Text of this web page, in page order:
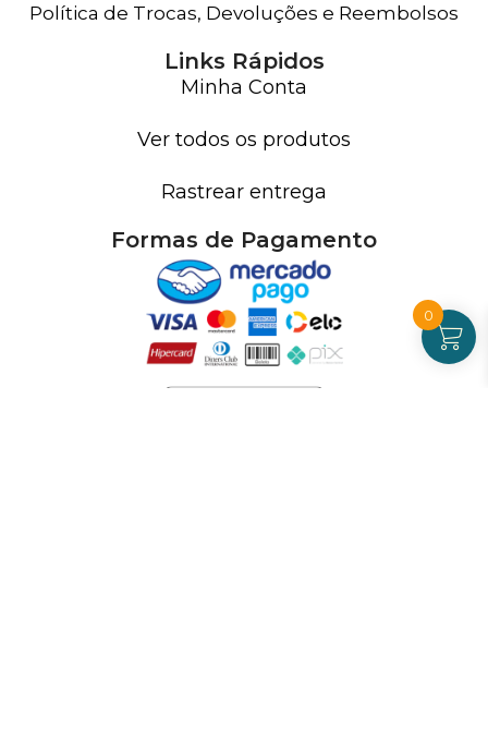
Política de Trocas, Devoluções e Reembolsos
Links Rápidos
Minha Conta
Ver todos os produtos
Rastrear entrega
Formas de Pagamento
0